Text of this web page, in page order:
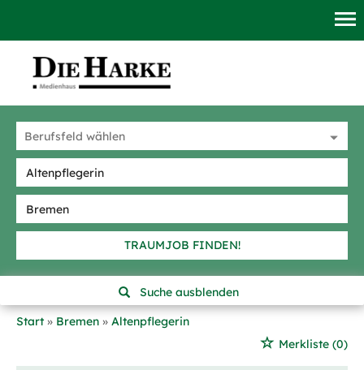
TRAUMJOB FINDEN!
Suche ausblenden
Start
Bremen
Altenpflegerin
Merkliste (0)